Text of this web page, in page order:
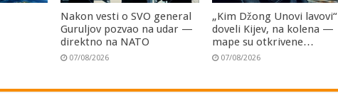
Nakon vesti o SVO general
Guruljov pozvao na udar —
direktno na NATO
07/08/2026
„Kim Džong Unovi lavovi“
doveli Kijev, na kolena —
mape su otkrivene…
07/08/2026